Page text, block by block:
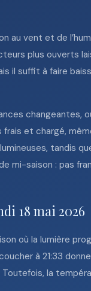
au vent et de
plus ouverts
il suffit à faire
changeantes,
et chargé,
tandis
mi-saison : pas
18 mai 2026
où la lumière
à 21:33
la